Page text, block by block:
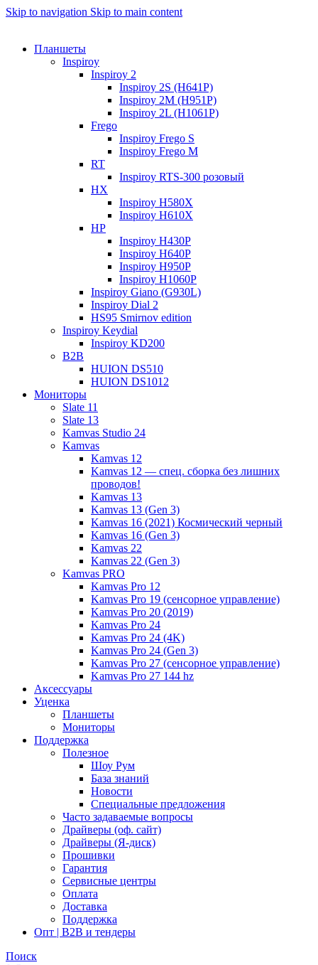
Skip to navigation Skip to main content
Планшеты
Inspiroy
Inspiroy 2
Inspiroy 2S (H641P)
Inspiroy 2M (H951P)
Inspiroy 2L (H1061P)
Frego
Inspiroy Frego S
Inspiroy Frego M
RT
Inspiroy RTS-300 розовый
HX
Inspiroy H580X
Inspiroy H610X
HP
Inspiroy H430P
Inspiroy H640P
Inspiroy H950P
Inspiroy H1060P
Inspiroy Giano (G930L)
Inspiroy Dial 2
HS95 Smirnov edition
Inspiroy Keydial
Inspiroy KD200
B2B
HUION DS510
HUION DS1012
Мониторы
Slate 11
Slate 13
Kamvas Studio 24
Kamvas
Kamvas 12
Kamvas 12 — спец. сборка без лишних
проводов!
Kamvas 13
Kamvas 13 (Gen 3)
Kamvas 16 (2021) Космический черный
Kamvas 16 (Gen 3)
Kamvas 22
Kamvas 22 (Gen 3)
Kamvas PRO
Kamvas Pro 12
Kamvas Pro 19 (сенсорное управление)
Kamvas Pro 20 (2019)
Kamvas Pro 24
Kamvas Pro 24 (4K)
Kamvas Pro 24 (Gen 3)
Kamvas Pro 27 (сенсорное управление)
Kamvas Pro 27 144 hz
Аксессуары
Уценка
Планшеты
Мониторы
Поддержка
Полезное
Шоу Рум
База знаний
Новости
Специальные предложения
Часто задаваемые вопросы
Драйверы (оф. сайт)
Драйверы (Я-диск)
Прошивки
Гарантия
Сервисные центры
Оплата
Доставка
Поддержка
Опт | B2B и тендеры
Поиск